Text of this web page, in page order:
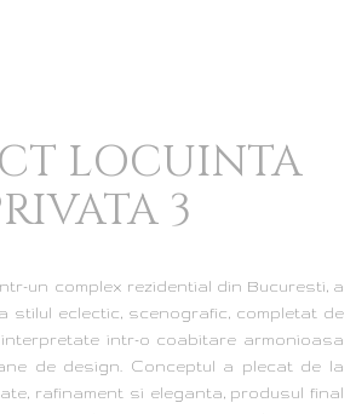
LOCUINTA
3
un complex rezidential din Bucuresti, a
stilul eclectic, scenografic, completat de
interpretate intr-o coabitare armonioasa
de design. Conceptul a plecat de la
rafinament si eleganta, produsul final